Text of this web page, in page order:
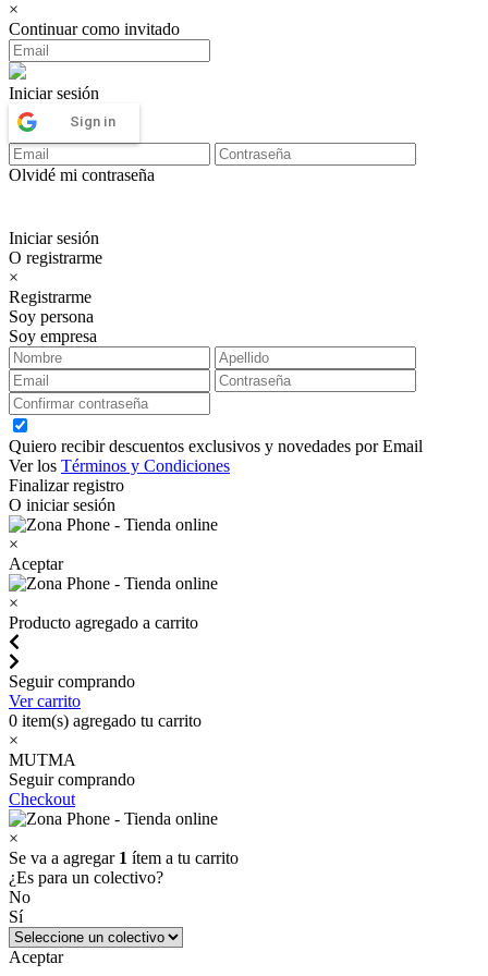
×
Continuar como invitado
Iniciar sesión
Sign in
Olvidé mi contraseña
Iniciar sesión
O registrarme
×
Registrarme
Soy persona
Soy empresa
Quiero recibir descuentos exclusivos y novedades por Email
Ver los Términos y Condiciones
Finalizar registro
O iniciar sesión
×
Aceptar
×
Producto agregado a carrito
Seguir comprando
Ver carrito
0 item(s) agregado tu carrito
×
MUTMA
Seguir comprando
Checkout
×
Se va a agregar 1 ítem a tu carrito
¿Es para un colectivo?
No
Sí
Aceptar